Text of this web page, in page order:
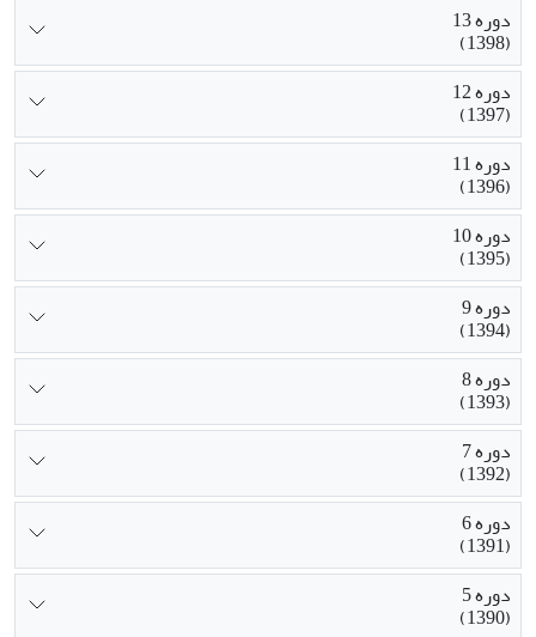
دوره 13
(1398)
دوره 12
(1397)
دوره 11
(1396)
دوره 10
(1395)
دوره 9
(1394)
دوره 8
(1393)
دوره 7
(1392)
دوره 6
(1391)
دوره 5
(1390)